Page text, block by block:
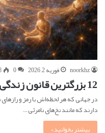
noorkhz فوریه 2, 2026 0
12 بزرگترین قانون زندگی (قانون های مهم دنیا)
در جهانی که هر لحظه‌اش با رمز و
دارند که مانند نخ‌های نامرئی…
بیشتر بخوانید »